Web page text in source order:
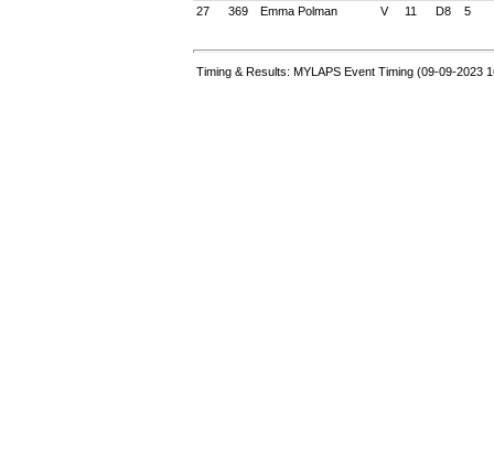
27
369 Emma Polman V 11 D8 5
Timing & Results: MYLAPS Event Timing (09-09-2023